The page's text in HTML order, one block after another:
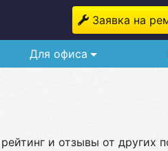
Заявка на
Для офиса
и отзывы от других